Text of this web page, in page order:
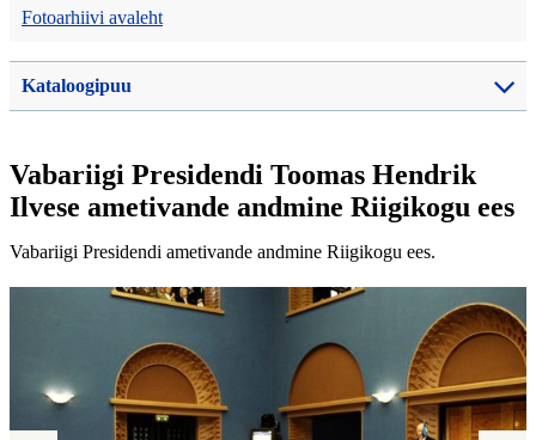
Fotoarhiivi avaleht
Kataloogipuu
Vabariigi Presidendi Toomas Hendrik
Ilvese ametivande andmine Riigikogu ees
Vabariigi Presidendi ametivande andmine Riigikogu ees.